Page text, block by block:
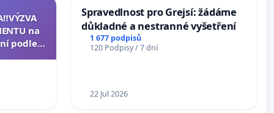
na
podle §
ústavní
Spravedlnost pro Grejsí: žádáme
důkladné a nestranné vyšetření
1 677 podpisů
120 Podpisy / 7 dní
22 Jul 2026